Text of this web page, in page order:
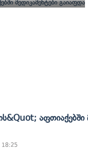
Აფთიაქებში
18:25